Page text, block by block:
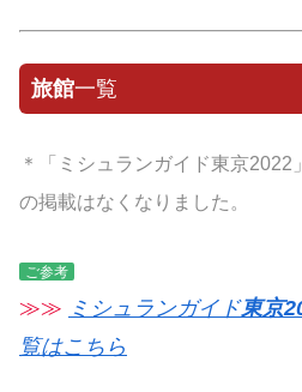
旅館一覧
＊「ミシュランガイド東京2022
の掲載はなくなりました。
ご参考
≫≫ ミシュランガイド東京
覧はこちら